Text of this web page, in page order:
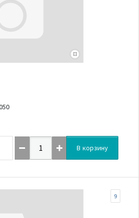
В корзину
9